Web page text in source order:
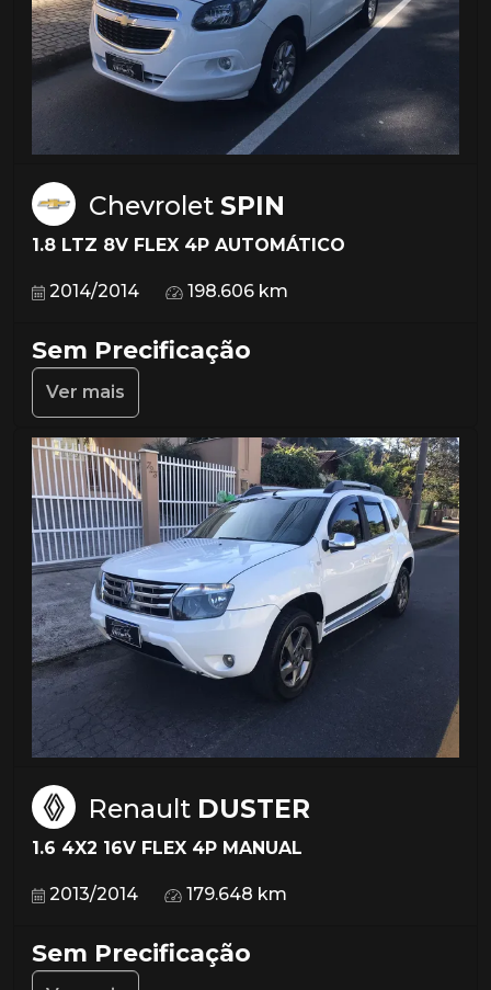
Chevrolet SPIN
1.8 LTZ 8V FLEX 4P AUTOMÁTICO
2014/2014 198.606 km
Sem Precificação
Ver mais
Renault DUSTER
1.6 4X2 16V FLEX 4P MANUAL
2013/2014 179.648 km
Sem Precificação